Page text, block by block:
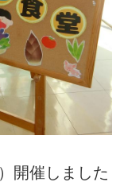
開催しました